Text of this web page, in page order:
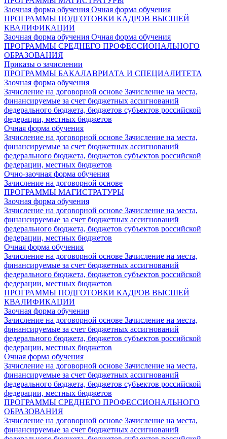
Заочная форма обучения Очная форма обучения
ПРОГРАММЫ ПОДГОТОВКИ КАДРОВ ВЫСШЕЙ
КВАЛИФИКАЦИИ
Заочная форма обучения Очная форма обучения
ПРОГРАММЫ СРЕДНЕГО ПРОФЕССИОНАЛЬНОГО
ОБРАЗОВАНИЯ
Приказы о зачислении
ПРОГРАММЫ БАКАЛАВРИАТА И СПЕЦИАЛИТЕТА
Заочная форма обучения
Зачисление на договорной основе Зачисление на места,
финансируемые за счет бюджетных ассигнований
федерального бюджета, бюджетов субъектов российской
федерации, местных бюджетов
Очная форма обучения
Зачисление на договорной основе Зачисление на места,
финансируемые за счет бюджетных ассигнований
федерального бюджета, бюджетов субъектов российской
федерации, местных бюджетов
Очно-заочная форма обучения
Зачисление на договорной основе
ПРОГРАММЫ МАГИСТРАТУРЫ
Заочная форма обучения
Зачисление на договорной основе Зачисление на места,
финансируемые за счет бюджетных ассигнований
федерального бюджета, бюджетов субъектов российской
федерации, местных бюджетов
Очная форма обучения
Зачисление на договорной основе Зачисление на места,
финансируемые за счет бюджетных ассигнований
федерального бюджета, бюджетов субъектов российской
федерации, местных бюджетов
ПРОГРАММЫ ПОДГОТОВКИ КАДРОВ ВЫСШЕЙ
КВАЛИФИКАЦИИ
Заочная форма обучения
Зачисление на договорной основе Зачисление на места,
финансируемые за счет бюджетных ассигнований
федерального бюджета, бюджетов субъектов российской
федерации, местных бюджетов
Очная форма обучения
Зачисление на договорной основе Зачисление на места,
финансируемые за счет бюджетных ассигнований
федерального бюджета, бюджетов субъектов российской
федерации, местных бюджетов
ПРОГРАММЫ СРЕДНЕГО ПРОФЕССИОНАЛЬНОГО
ОБРАЗОВАНИЯ
Зачисление на договорной основе Зачисление на места,
финансируемые за счет бюджетных ассигнований